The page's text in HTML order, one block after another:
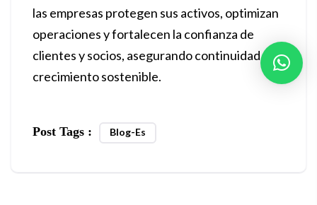
las empresas protegen sus activos, optimizan
operaciones y fortalecen la confianza de
clientes y socios, asegurando continuidad y
crecimiento sostenible.
Post Tags : Blog-Es